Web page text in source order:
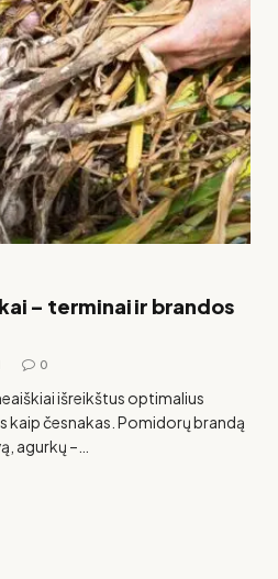
– terminai ir brandos
0
išreikštus optimalius
kaip česnakas. Pomidorų brandą
agurkų –…